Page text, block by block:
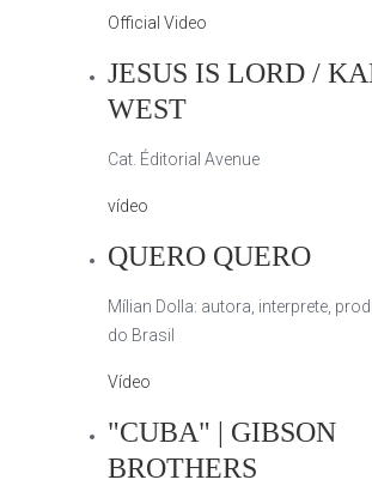
Official Video
JESUS IS LORD /
WEST
Cat. Éditorial Avenue
vídeo
QUERO QUERO
Mílian Dolla: autora, interprete,
do Brasil
Vídeo
"CUBA" | GIBSON
BROTHERS